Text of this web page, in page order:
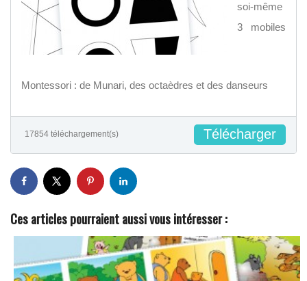
soi-même
3 mobiles
Montessori : de Munari, des octaèdres et des danseurs
17854 téléchargement(s) Télécharger
Ces articles pourraient aussi vous intéresser :